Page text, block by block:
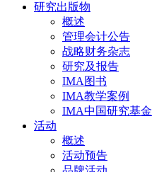
研究出版物
概述
管理会计公告
战略财务杂志
研究及报告
IMA图书
IMA教学案例
IMA中国研究基金
活动
概述
活动预告